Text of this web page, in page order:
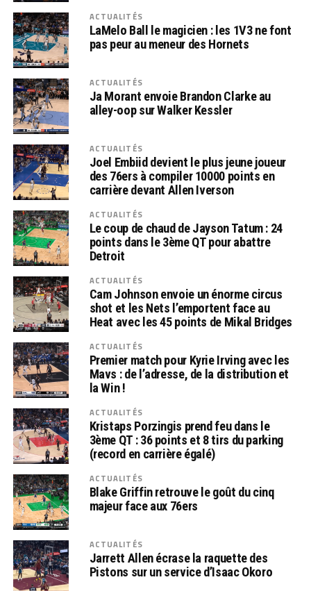
ACTUALITÉS
LaMelo Ball le magicien : les 1V3 ne font
pas peur au meneur des Hornets
ACTUALITÉS
Ja Morant envoie Brandon Clarke au
alley-oop sur Walker Kessler
ACTUALITÉS
Joel Embiid devient le plus jeune joueur
des 76ers à compiler 10000 points en
carrière devant Allen Iverson
ACTUALITÉS
Le coup de chaud de Jayson Tatum : 24
points dans le 3ème QT pour abattre
Detroit
ACTUALITÉS
Cam Johnson envoie un énorme circus
shot et les Nets l’emportent face au
Heat avec les 45 points de Mikal Bridges
ACTUALITÉS
Premier match pour Kyrie Irving avec les
Mavs : de l’adresse, de la distribution et
la Win !
ACTUALITÉS
Kristaps Porzingis prend feu dans le
3ème QT : 36 points et 8 tirs du parking
(record en carrière égalé)
ACTUALITÉS
Blake Griffin retrouve le goût du cinq
majeur face aux 76ers
ACTUALITÉS
Jarrett Allen écrase la raquette des
Pistons sur un service d’Isaac Okoro